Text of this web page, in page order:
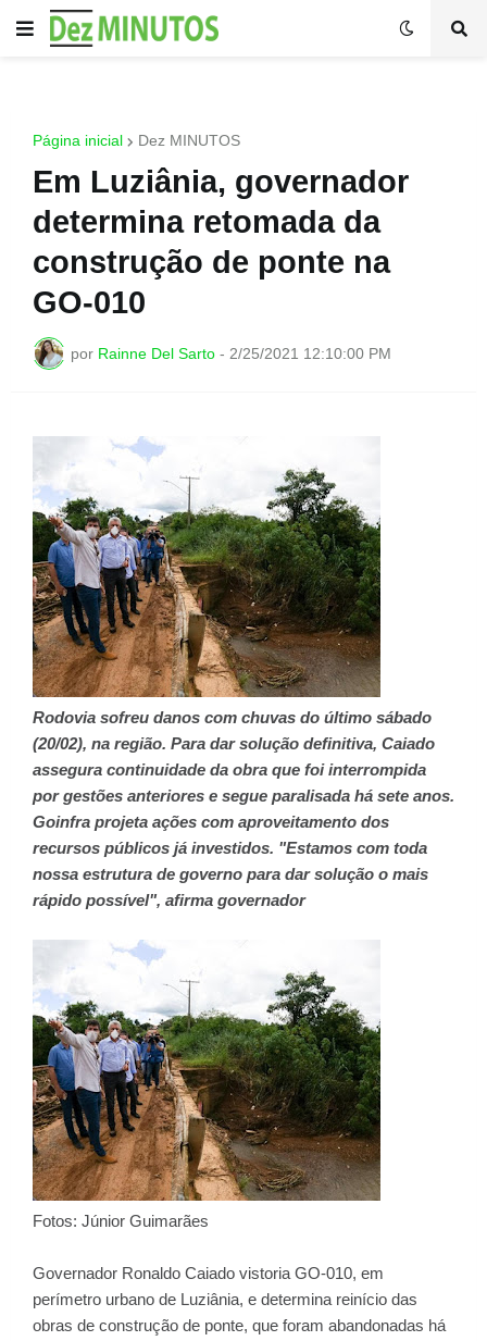
Página inicial Dez MINUTOS
Em Luziânia, governador
determina retomada da
construção de ponte na
GO-010
por Rainne Del Sarto - 2/25/2021 12:10:00 PM
Rodovia sofreu danos com chuvas do último sábado
(20/02), na região. Para dar solução definitiva, Caiado
assegura continuidade da obra que foi interrompida
por gestões anteriores e segue paralisada há sete anos.
Goinfra projeta ações com aproveitamento dos
recursos públicos já investidos. "Estamos com toda
nossa estrutura de governo para dar solução o mais
rápido possível", afirma governador
Fotos: Júnior Guimarães
Governador Ronaldo Caiado vistoria GO-010, em
perímetro urbano de Luziânia, e determina reinício das
obras de construção de ponte, que foram abandonadas há